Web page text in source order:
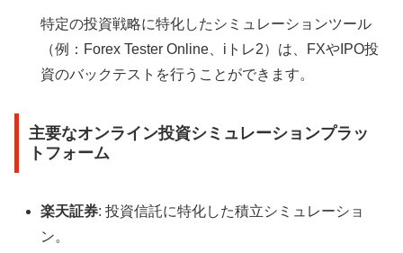
特定の投資戦略に特化したシミュレーションツール
（例：Forex Tester Online、iトレ2）は、FXやIPO投
資のバックテストを行うことができます。
主要なオンライン投資シミュレーションプラッ
トフォーム
楽天証券: 投資信託に特化した積立シミュレーショ
ン。